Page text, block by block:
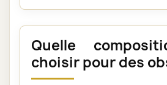
Quelle
choisir pour des